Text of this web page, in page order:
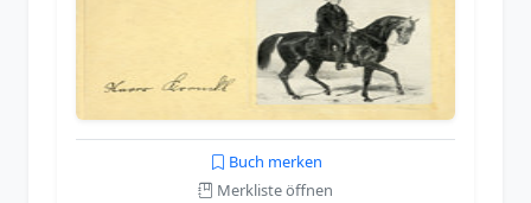
Buch merken
Merkliste öffnen